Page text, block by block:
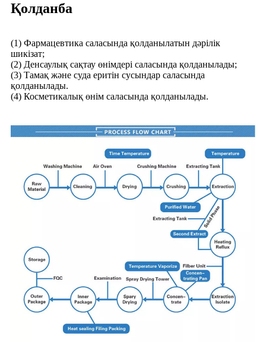
Қолданба
(1) Фармацевтика саласында қолданылатын дәрілік
шикізат;
(2) Денсаулық сақтау өнімдері саласында қолданылады;
(3) Тамақ және суда еритін сусындар саласында
қолданылады.
(4) Косметикалық өнім саласында қолданылады.